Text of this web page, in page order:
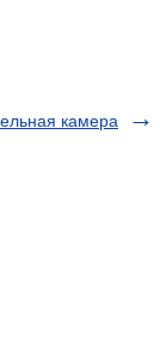
камера